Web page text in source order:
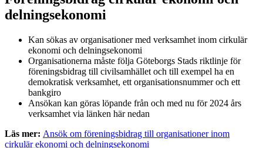
delningsekonomi
Kan sökas av organisationer med verksamhet inom cirkulär
ekonomi och delningsekonomi
Organisationerna måste följa Göteborgs Stads riktlinje för
föreningsbidrag till civilsamhället och till exempel ha en
demokratisk verksamhet, ett organisationsnummer och ett
bankgiro
Ansökan kan göras löpande från och med nu för 2024 års
verksamhet via länken här nedan
Läs mer: Ansök om föreningsbidrag till organisationer inom
cirkulär ekonomi och delningsekonomi